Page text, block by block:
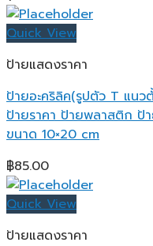
Quick View
ป้ายแสดงราคา
ป้ายอะคริลิค(รูปตัว T แนว
ป้ายราคา ป้ายพลาสติก ป้
ขนาด 10×20 cm
฿85.00
Quick View
ป้ายแสดงราคา